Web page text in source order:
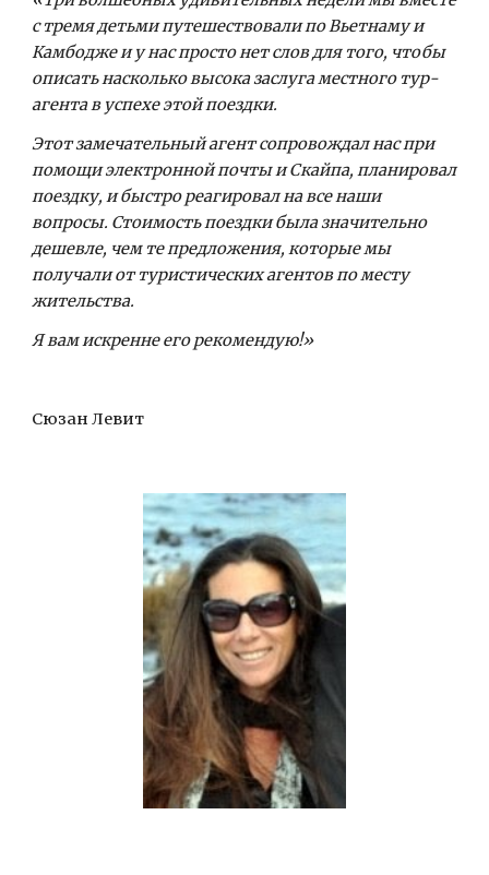
с тремя детьми путешествовали по Вьетнаму и
Камбодже и у нас просто нет слов для того, чтобы
описать насколько высока заслуга местного тур-
агента в успехе этой поездки.
Этот замечательный агент сопровождал нас при
помощи электронной почты и Скайпа, планировал
поездку, и быстро реагировал на все наши
вопросы. Стоимость поездки была значительно
дешевле, чем те предложения, которые мы
получали от туристических агентов по месту
жительства.
Я вам искренне его рекомендую!»
Сюзан Левит